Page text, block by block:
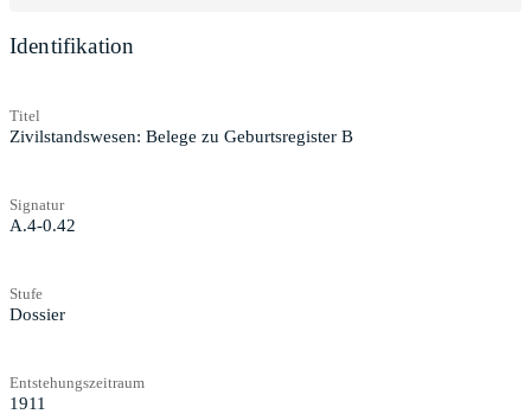
Identifikation
Titel
Zivilstandswesen: Belege zu Geburtsregister B
Signatur
A.4-0.42
Stufe
Dossier
Entstehungszeitraum
1911